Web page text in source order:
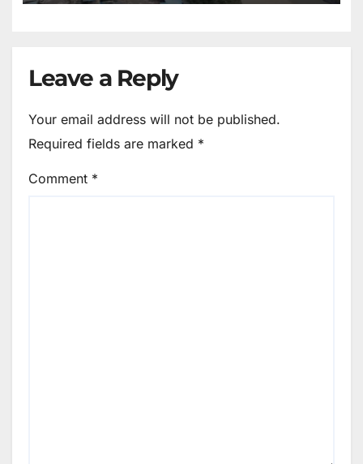
Leave a Reply
Your email address will not be published.
Required fields are marked *
Comment *